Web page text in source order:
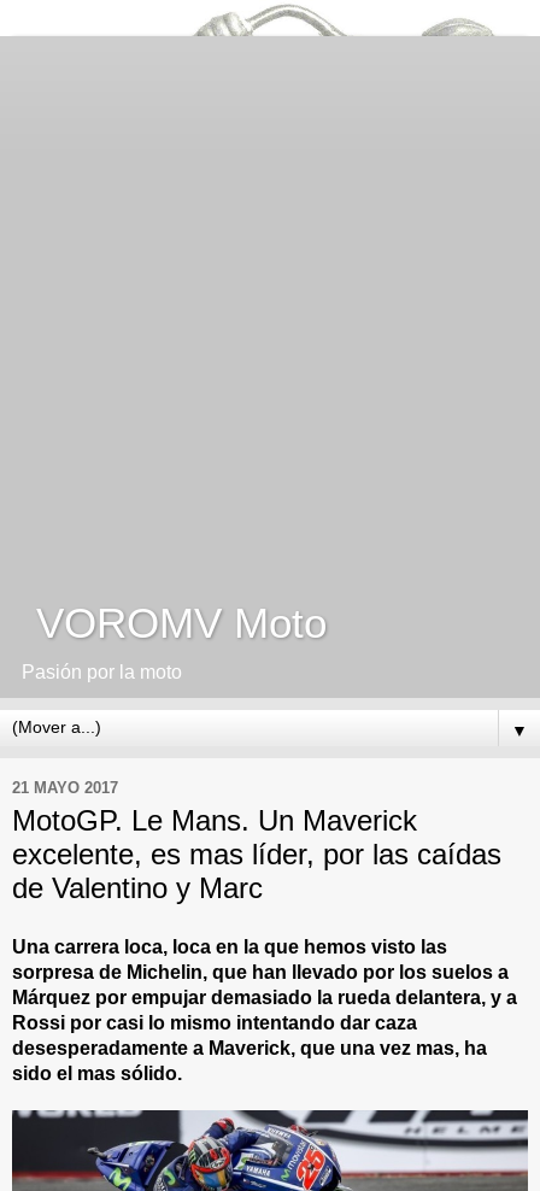
VOROMV Moto
Pasión por la moto
▼
21 MAYO 2017
MotoGP. Le Mans. Un Maverick
excelente, es mas líder, por las caídas
de Valentino y Marc
Una carrera loca, loca en la que hemos visto las
sorpresa de Michelin, que han llevado por los suelos a
Márquez por empujar demasiado la rueda delantera, y a
Rossi por casi lo mismo intentando dar caza
desesperadamente a Maverick, que una vez mas, ha
sido el mas sólido.